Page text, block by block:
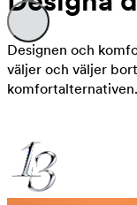
Designen och
väljer och väljer
komfortalternativen.